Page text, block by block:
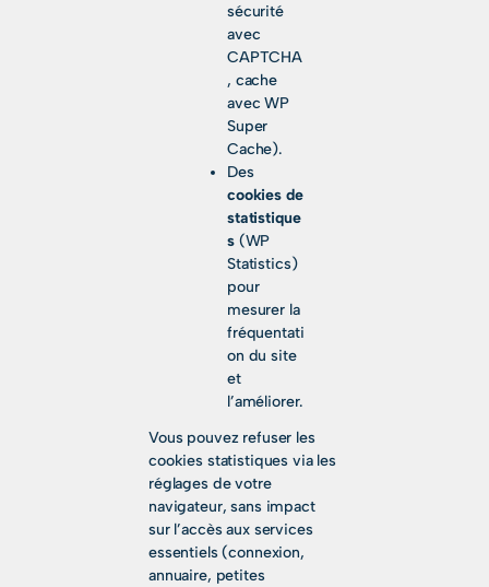
sécurité
avec
CAPTCHA
, cache
avec WP
Super
Cache).
Des
cookies de
statistique
s(WP
Statistics)
pour
mesurer la
fréquentati
on du site
et
l’améliorer.
Vous pouvez refuser les
cookies statistiques via les
réglages de votre
navigateur, sans impact
sur l’accès aux services
essentiels (connexion,
annuaire, petites